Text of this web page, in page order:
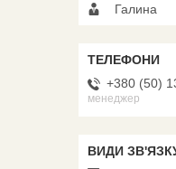
Галина
+380 (50)
менеджер